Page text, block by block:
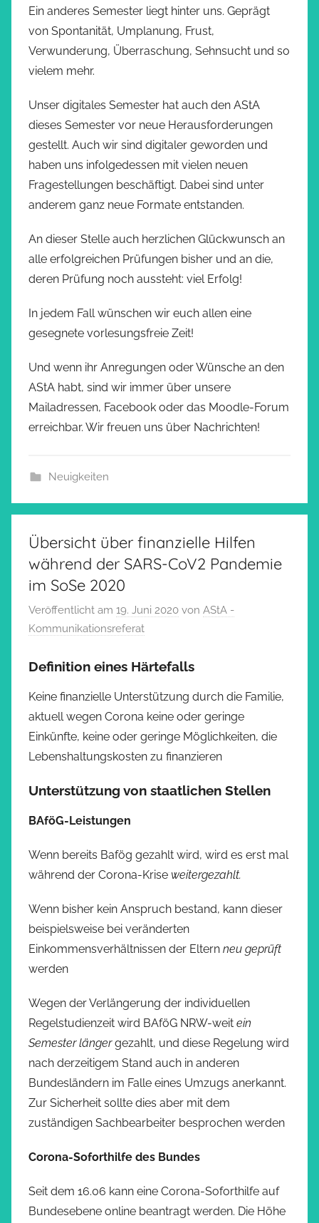
Ein anderes Semester liegt hinter uns. Geprägt
von Spontanität, Umplanung, Frust,
Verwunderung, Überraschung, Sehnsucht und so
vielem mehr.
Unser digitales Semester hat auch den AStA
dieses Semester vor neue Herausforderungen
gestellt. Auch wir sind digitaler geworden und
haben uns infolgedessen mit vielen neuen
Fragestellungen beschäftigt. Dabei sind unter
anderem ganz neue Formate entstanden.
An dieser Stelle auch herzlichen Glückwunsch an
alle erfolgreichen Prüfungen bisher und an die,
deren Prüfung noch aussteht: viel Erfolg!
In jedem Fall wünschen wir euch allen eine
gesegnete vorlesungsfreie Zeit!
Und wenn ihr Anregungen oder Wünsche an den
AStA habt, sind wir immer über unsere
Mailadressen, Facebook oder das Moodle-Forum
erreichbar. Wir freuen uns über Nachrichten!
Neuigkeiten
Übersicht über finanzielle Hilfen
während der SARS-CoV2 Pandemie
im SoSe 2020
Veröffentlicht am 19. Juni 2020 von AStA -
Kommunikationsreferat
Definition eines Härtefalls
Keine finanzielle Unterstützung durch die Familie,
aktuell wegen Corona keine oder geringe
Einkünfte, keine oder geringe Möglichkeiten, die
Lebenshaltungskosten zu finanzieren
Unterstützung von staatlichen Stellen
BAföG-Leistungen
Wenn bereits Bafög gezahlt wird, wird es erst mal
während der Corona-Krise weitergezahlt.
Wenn bisher kein Anspruch bestand, kann dieser
beispielsweise bei veränderten
Einkommensverhältnissen der Eltern neu geprüft
werden
Wegen der Verlängerung der individuellen
Regelstudienzeit wird BAföG NRW-weit ein
Semester längergezahlt, und diese Regelung wird
nach derzeitigem Stand auch in anderen
Bundesländern im Falle eines Umzugs anerkannt.
Zur Sicherheit sollte dies aber mit dem
zuständigen Sachbearbeiter besprochen werden
Corona-Soforthilfe des Bundes
Seit dem 16.06 kann eine Corona-Soforthilfe auf
Bundesebene online beantragt werden. Die Höhe